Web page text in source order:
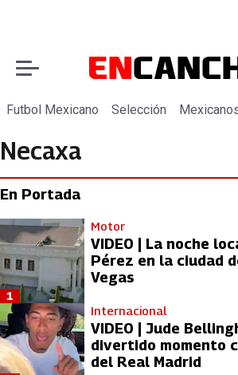
Futbol Mexicano Selección
Necaxa
En Portada
Motor
VIDEO | La noche
Pérez en la ciudad
Vegas
1
Internacional
VIDEO | Jude
divertido momento
del Real Madrid